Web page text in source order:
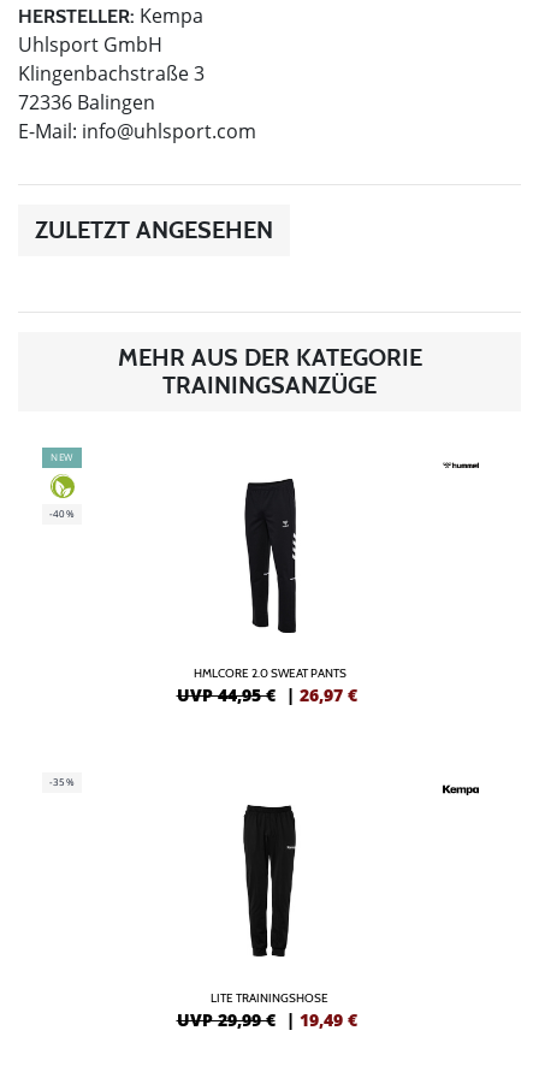
HERSTELLER: Kempa
Uhlsport GmbH
Klingenbachstraße 3
72336 Balingen
E-Mail: info@uhlsport.com
ZULETZT ANGESEHEN
MEHR AUS DER KATEGORIE
TRAININGSANZÜGE
NEW
-40%
HMLCORE 2.0 SWEAT PANTS
UVP 44,95 € | 26,97 €
-35%
LITE TRAININGSHOSE
UVP 29,99 € | 19,49 €